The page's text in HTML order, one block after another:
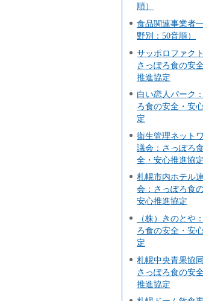
順）
食品関連事業者
野別：50音順）
サッポロファク
さっぽろ食の安
推進協定
白い恋人パーク
ろ食の安全・安
定
衛生管理ネット
議会：さっぽろ
全・安心推進協定
札幌市内ホテル
会：さっぽろ食
安心推進協定
（株）きのとや
ろ食の安全・安
定
札幌中央青果協
さっぽろ食の安
推進協定